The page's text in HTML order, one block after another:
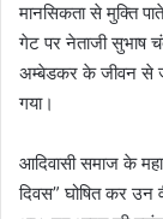
मानसिकता से मुक्ति
गेट पर नेताजी सुभाष
अम्बेडकर के जीवन से
गया।
आदिवासी समाज के
दिवस” घोषित कर उन